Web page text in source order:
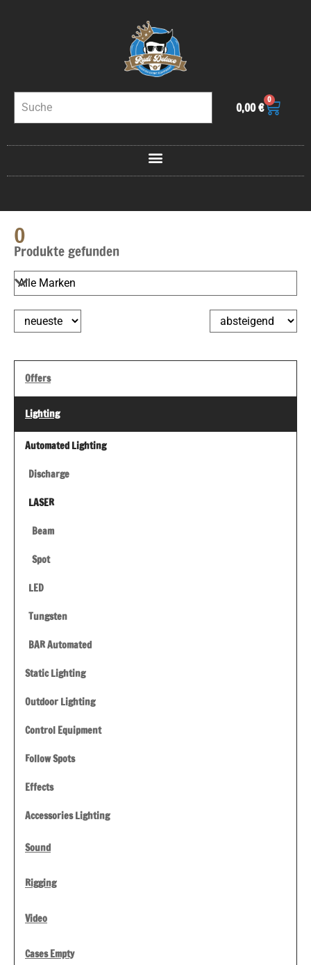
0,00€
0
Produkte gefunden
0
Offers
Lighting
Automated Lighting
Discharge
LASER
Beam
Spot
LED
Tungsten
BAR Automated
Static Lighting
Outdoor Lighting
Control Equipment
Follow Spots
Effects
Accessories Lighting
Sound
Rigging
Video
Cases Empty